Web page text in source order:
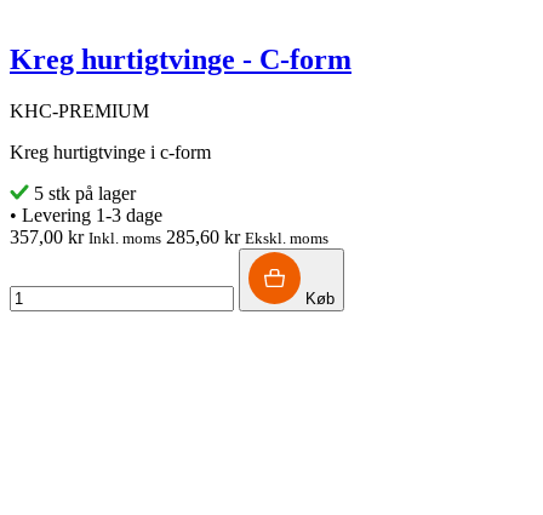
Kreg hurtigtvinge - C-form
KHC-PREMIUM
Kreg hurtigtvinge i c-form
5 stk på lager
• Levering 1-3 dage
357,00 kr Inkl. moms 285,60 kr Ekskl. moms
Køb